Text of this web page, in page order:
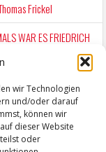
wir Technologien
und/oder darauf
können wir
dieser Website
oder
Frickel
WAR ES FRIEDRICH